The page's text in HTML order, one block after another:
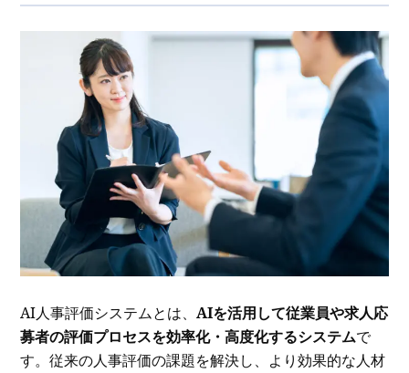
AI人事評価システムとは、AIを活用して従業員や求人応
募者の評価プロセスを効率化・高度化するシステムで
す。従来の人事評価の課題を解決し、より効果的な人材